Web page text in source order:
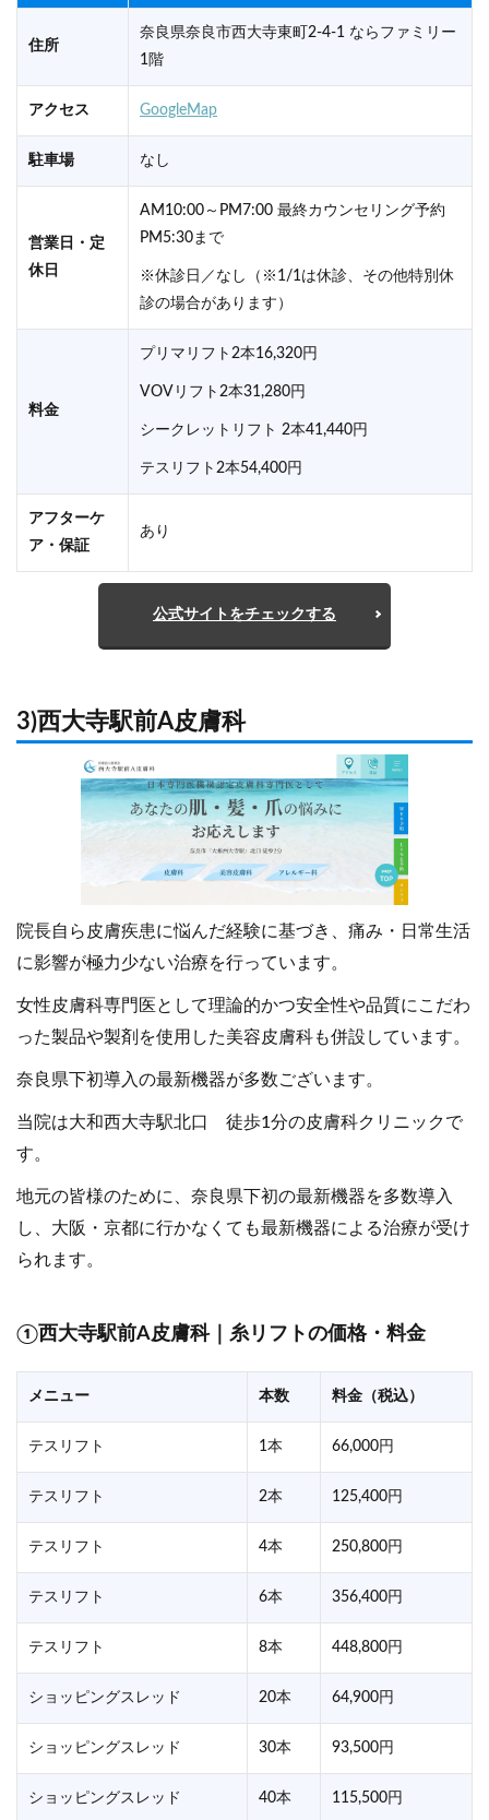
住所
奈良県奈良市西大寺東町2-4-1 ならファミリー
1階
アクセス GoogleMap
駐車場 なし
営業日・定
休日
AM10:00～PM7:00 最終カウンセリング予約
PM5:30まで
※休診日／なし（※1/1は休診、その他特別休
診の場合があります）
料金
プリマリフト2本16,320円
VOVリフト2本31,280円
シークレットリフト 2本41,440円
テスリフト2本54,400円
アフターケ
ア・保証
あり
公式サイトをチェックする
3)西大寺駅前A皮膚科
院長自ら皮膚疾患に悩んだ経験に基づき、痛み・日常生活
に影響が極力少ない治療を行っています。
女性皮膚科専門医として理論的かつ安全性や品質にこだわ
った製品や製剤を使用した美容皮膚科も併設しています。
奈良県下初導入の最新機器が多数ございます。
当院は大和西大寺駅北口 徒歩1分の皮膚科クリニックで
す。
地元の皆様のために、奈良県下初の最新機器を多数導入
し、大阪・京都に行かなくても最新機器による治療が受け
られます。
①西大寺駅前A皮膚科｜糸リフトの価格・料金
メニュー 本数 料金（税込）
テスリフト 1本 66,000円
テスリフト 2本 125,400円
テスリフト 4本 250,800円
テスリフト 6本 356,400円
テスリフト 8本 448,800円
ショッピングスレッド 20本 64,900円
ショッピングスレッド 30本 93,500円
ショッピングスレッド 40本 115,500円